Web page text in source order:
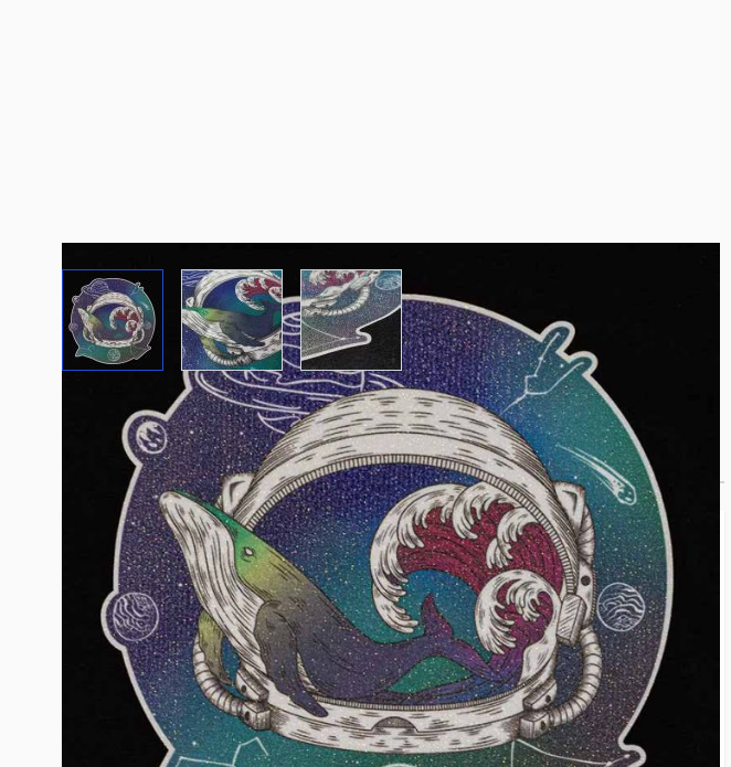
View larger imageView larger imageView larger image
Beschreibung /CAD-COLOR® Glitter
CAD-COLOR® Glitter
erlaubt es dir, Textilien mit fotorealistischen Motiven und
außergewöhnlichen Glitzereffekten zu veredeln.
Hingucker-Textilveredelungen mit Glitzerpartikeln!
Um neben der Konkurrenz herauszustechen, müssen deine Textilien
auf den ersten Blick auffallen. Glitzerfolien wie CAD-CUT® Glitter
Flake machen das möglich – und mit CAD-COLOR® Glitter kannst du